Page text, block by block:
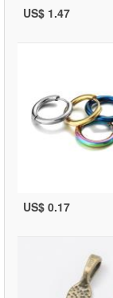
US$ 1.47
US$ 0.17